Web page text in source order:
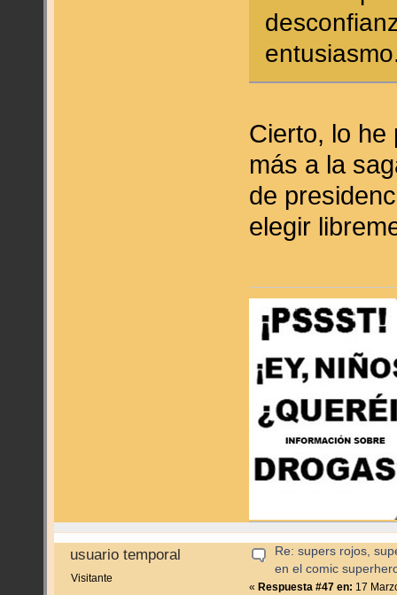
Cierto, lo he
más a la
de
elegir
usuario temporal
Visitante
Re: supers rojos,
en el comic
« Respuesta #47 en: 17